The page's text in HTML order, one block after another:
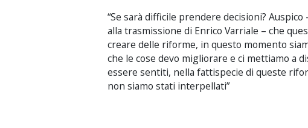
“Se sarà difficile prendere decisioni?
alla trasmissione di Enrico Varriale – che
creare delle riforme, in questo momento
che le cose devo migliorare e ci mettiamo a
essere sentiti, nella fattispecie di queste
non siamo stati interpellati”